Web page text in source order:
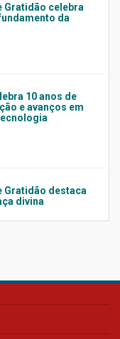
Gratidão celebra
da
10 anos de
e avanços em
Gratidão destaca
divina
o culto mensal